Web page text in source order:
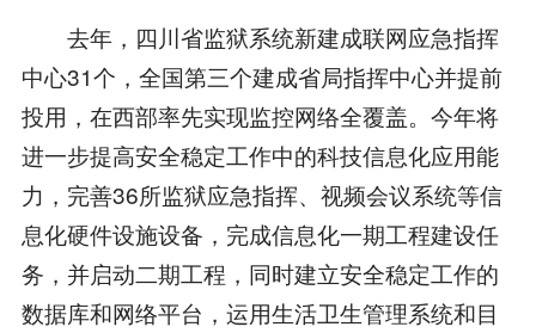
去年，四川省监狱系统新建成联网应急指挥
中心31个，全国第三个建成省局指挥中心并提前
投用，在西部率先实现监控网络全覆盖。今年将
进一步提高安全稳定工作中的科技信息化应用能
力，完善36所监狱应急指挥、视频会议系统等信
息化硬件设施设备，完成信息化一期工程建设任
务，并启动二期工程，同时建立安全稳定工作的
数据库和网络平台，运用生活卫生管理系统和目